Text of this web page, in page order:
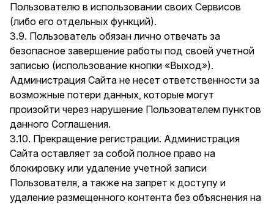
Пользователю в использовании своих Сервисов
(либо его отдельных функций).
3.9. Пользователь обязан лично отвечать за
безопасное завершение работы под своей учетной
записью (использование кнопки «Выход»).
Администрация Сайта не несет ответственности за
возможные потери данных, которые могут
произойти через нарушение Пользователем пунктов
данного Соглашения.
3.10. Прекращение регистрации. Администрация
Сайта оставляет за собой полное право на
блокировку или удаление учетной записи
Пользователя, а также на запрет к доступу и
удаление размещенного контента без объяснения на